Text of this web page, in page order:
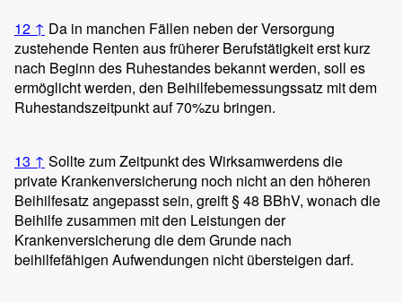
12 ↑ Da in manchen Fällen neben der Versorgung
zustehende Renten aus früherer Berufstätigkeit erst kurz
nach Beginn des Ruhestandes bekannt werden, soll es
ermöglicht werden, den Beihilfebemessungssatz mit dem
Ruhestandszeitpunkt auf 70%zu bringen.
13 ↑ Sollte zum Zeitpunkt des Wirksamwerdens die
private Krankenversicherung noch nicht an den höheren
Beihilfesatz angepasst sein, greift § 48 BBhV, wonach die
Beihilfe zusammen mit den Leistungen der
Krankenversicherung die dem Grunde nach
beihilfefähigen Aufwendungen nicht übersteigen darf.